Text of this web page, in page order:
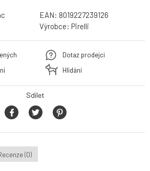
EAN: 8019227239126
Výrobce: Pirelli
Dotaz prodejci
Hlídání
Sdílet
(0)